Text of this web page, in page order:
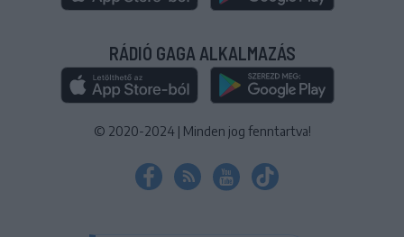
RÁDIÓ GAGA ALKALMAZÁS
© 2020-2024 | Minden jog fenntartva!